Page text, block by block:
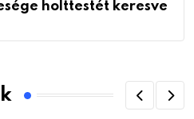
holttestét keresve